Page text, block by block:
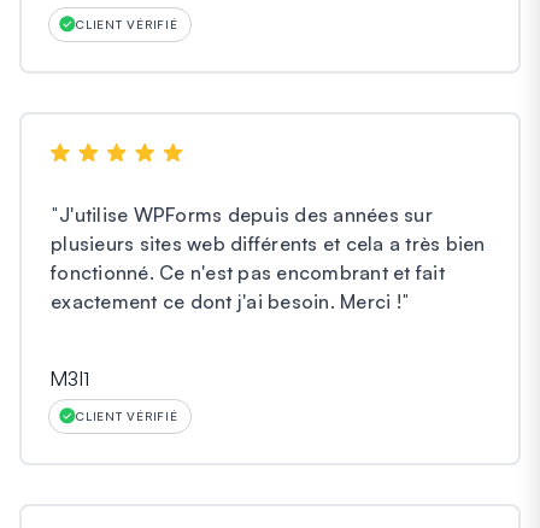
CLIENT VÉRIFIÉ
"J'utilise WPForms depuis des années sur
plusieurs sites web différents et cela a très bien
fonctionné. Ce n'est pas encombrant et fait
exactement ce dont j'ai besoin. Merci !"
M3l1
CLIENT VÉRIFIÉ